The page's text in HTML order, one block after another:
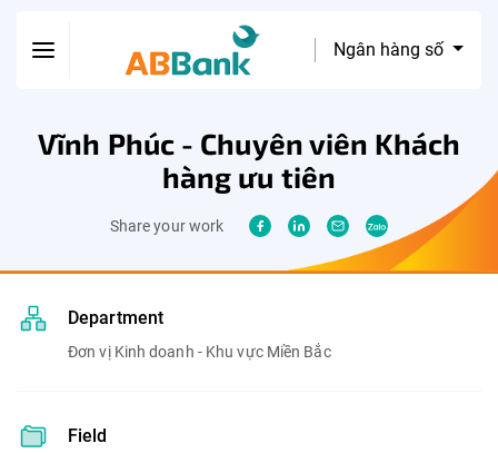
Ngân hàng số
Vĩnh Phúc - Chuyên viên Khách
hàng ưu tiên
Share your work
Department
Đơn vị Kinh doanh - Khu vực Miền Bắc
Field